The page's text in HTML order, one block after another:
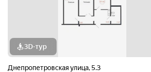
3D-тур
Днепропетровская улица,5.3